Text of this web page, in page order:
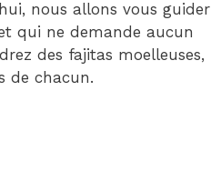
nous allons vous guider
qui ne demande aucun
des fajitas moelleuses,
de chacun.